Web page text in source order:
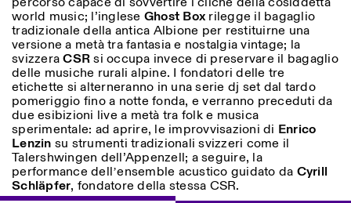
world music; l’inglese Ghost Box rilegge il bagaglio
tradizionale della antica Albione per restituirne una
versione a metà tra fantasia e nostalgia vintage; la
svizzeraCSRsi occupa invece di preservare il bagaglio
delle musiche rurali alpine. I fondatori delle tre
etichette si alterneranno in una serie dj set dal tardo
pomeriggio fino a notte fonda, e verranno preceduti da
due esibizioni live a metà tra folk e musica
sperimentale: ad aprire, le improvvisazioni di Enrico
Lenzin su strumenti tradizionali svizzeri come il
Talershwingen dell’Appenzell; a seguire, la
performance dellʼensemble acustico guidato da Cyrill
Schläpfer, fondatore della stessa CSR.